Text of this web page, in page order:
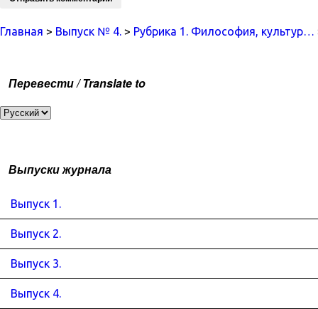
Главная > Выпуск № 4. > Рубрика 1. Философия, культур…
Перевести / Translate to
Выпуски журнала
Выпуск 1.
Выпуск 2.
Выпуск 3.
Выпуск 4.